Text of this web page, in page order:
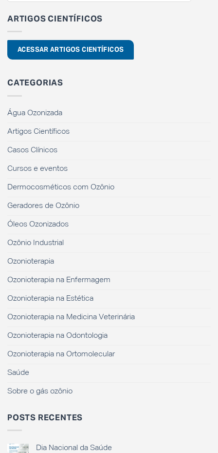
ARTIGOS CIENTÍFICOS
ACESSAR ARTIGOS CIENTÍFICOS
CATEGORIAS
Água Ozonizada
Artigos Científicos
Casos Clínicos
Cursos e eventos
Dermocosméticos com Ozônio
Geradores de Ozônio
Óleos Ozonizados
Ozônio Industrial
Ozonioterapia
Ozonioterapia na Enfermagem
Ozonioterapia na Estética
Ozonioterapia na Medicina Veterinária
Ozonioterapia na Odontologia
Ozonioterapia na Ortomolecular
Saúde
Sobre o gás ozônio
POSTS RECENTES
Dia Nacional da Saúde